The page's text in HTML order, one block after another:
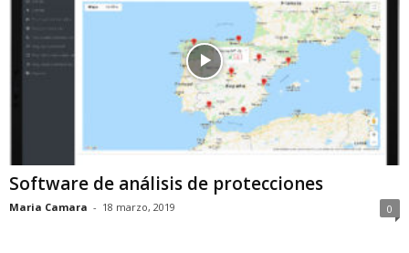
Software de análisis de protecciones
Maria Camara - 18 marzo, 2019 0